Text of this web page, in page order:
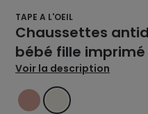
TAPE A L'OEIL
Chaussettes
bébé fille
Voir la description
ROSEECRU